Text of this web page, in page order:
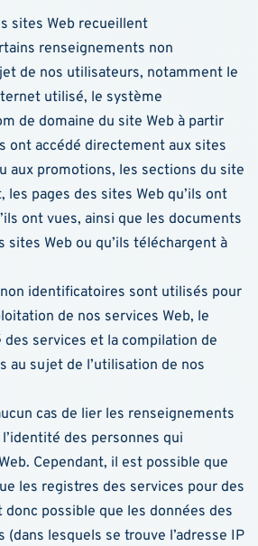
sites Web recueillent
renseignements non
de nos utilisateurs, notamment le
utilisé, le système
de domaine du site Web à partir
ont accédé directement aux sites
aux promotions, les sections du site
les pages des sites Web qu’ils ont
ont vues, ainsi que les documents
sites Web ou qu’ils téléchargent à
identificatoires sont utilisés pour
de nos services Web, le
services et la compilation de
au sujet de l’utilisation de nos
cas de lier les renseignements
des personnes qui
Cependant, il est possible que
les registres des services pour des
possible que les données des
lesquels se trouve l’adresse IP